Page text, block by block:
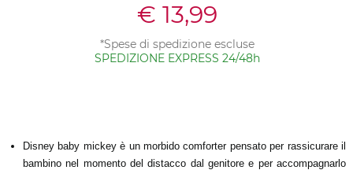
€ 13,99
*Spese di spedizione escluse
SPEDIZIONE EXPRESS 24/48h
Disney baby mickey è un morbido comforter pensato per rassicurare il
bambino nel momento del distacco dal genitore e per accompagnarlo